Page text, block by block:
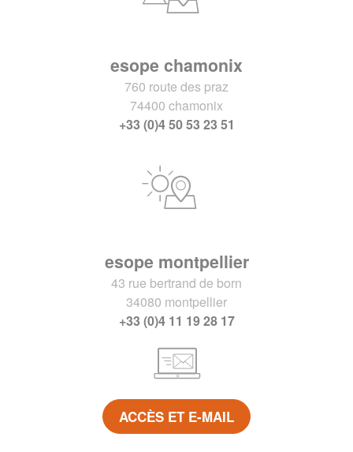
esope chamonix
760 route des praz
74400 chamonix
+33 (0)4 50 53 23 51
esope montpellier
43 rue bertrand de born
34080 montpellier
+33 (0)4 11 19 28 17
ACCÈS ET E-MAIL